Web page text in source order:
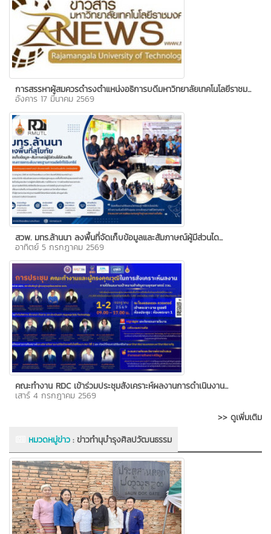
การสรรหาผู้สมควรดำรงตำแหน่งอธิการบดีมหาวิทยาลัยเทคโนโลยีราชม...
อังคาร 17 มีนาคม 2569
สวพ. มทร.ล้านนา ลงพื้นที่จัดเก็บข้อมูลและสัมภาษณ์ผู้มีส่วนได...
อาทิตย์ 5 กรกฎาคม 2569
คณะทำงาน RDC เข้าร่วมประชุมสังเคราะห์ผลงานการดำเนินงาน...
เสาร์ 4 กรกฎาคม 2569
>> ดูเพิ่มเติม
หมวดหมู่ข่าว:ข่าวทำนุบำรุงศิลปวัฒนธรรม